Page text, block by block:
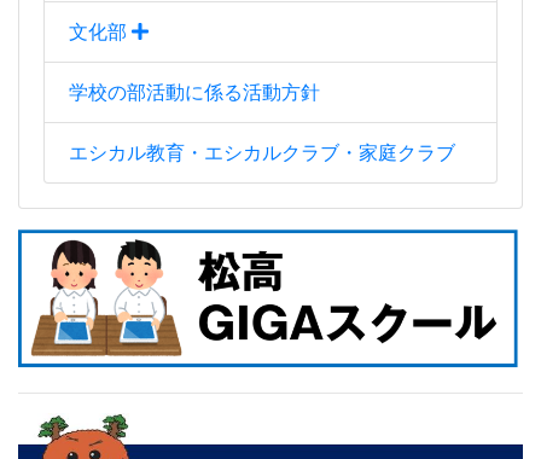
文化部
学校の部活動に係る活動方針
エシカル教育・エシカルクラブ・家庭クラブ